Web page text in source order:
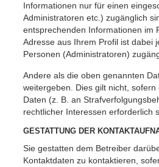
Informationen nur für einen
Administratoren etc.) zugänglich
entsprechenden Informationen im
Adresse aus Ihrem Profil ist dabei
Personen (Administratoren)
Andere als die oben genannten
weitergeben. Dies gilt nicht,
Daten (z. B. an
rechtlicher Interessen erforderlich
GESTATTUNG DER
Sie gestatten dem Betreiber
Kontaktdaten zu kontaktieren,